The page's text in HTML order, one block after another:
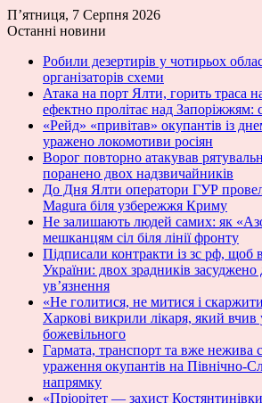
П’ятниця, 7 Серпня 2026
Останні новини
Робили дезертирів у чотирьох
організаторів схеми
Атака на порт Ялти, горить траса
ефектно пролітає над Запоріжжям:
«Рейд» «привітав» окупантів із
уражено локомотиви росіян
Ворог повторно атакував
поранено двох надзвичайників
До Дня Ялти оператори ГУР
Magura біля узбережжя Криму
Не залишають людей самих: як
мешканцям сіл біля лінії фронту
Підписали контракти із зс рф, щоб
України: двох зрадників засуджено
ув’язнення
«Не голитися, не митися і
Харкові викрили лікаря, який вчив
божевільного
Гармата, транспорт та вже нежива
ураження окупантів на Північно-
напрямку
«Пріорітет — захист